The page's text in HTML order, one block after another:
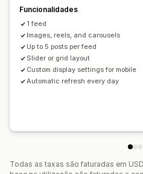
Funcionalidades
1 feed
Images, reels, and carousels
Up to 5 posts per feed
Slider or grid layout
Custom display settings for mobile
Automatic refresh every day
Todas as taxas são faturadas em